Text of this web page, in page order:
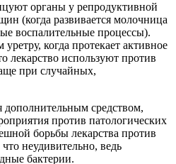
органы у репродуктивной
(когда развивается молочница
воспалительные процессы).
когда протекает активное
лекарство используют против
при случайных,
дополнительным средством,
против патологических
борьбы лекарства против
неудивительно, ведь
бактерии.